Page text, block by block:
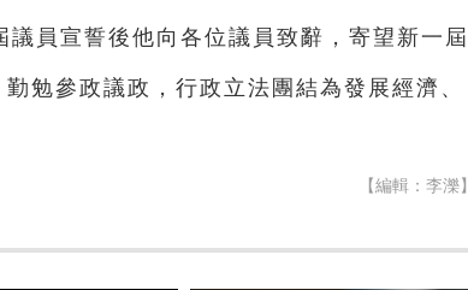
員宣誓後他向各位議員致辭，寄望新一屆
勉參政議政，行政立法團結為發展經濟、
【編輯：李濼】